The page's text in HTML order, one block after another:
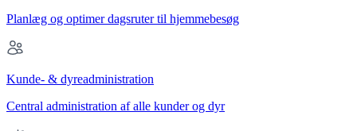
Planlæg og optimer dagsruter til hjemmebesøg
Kunde- & dyreadministration
Central administration af alle kunder og dyr